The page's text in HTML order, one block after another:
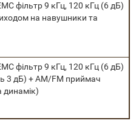
фільтр 9 кГц, 120 кГц (6 дБ)
на навушники та
фільтр 9 кГц, 120 кГц (6 дБ)
3 дБ) + AM/FM приймач
динамік)